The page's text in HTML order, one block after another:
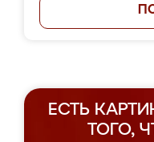
ЕСТЬ
ТОГО,